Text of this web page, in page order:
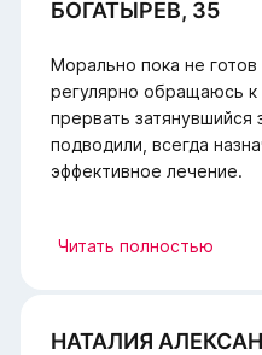
БОГАТЫРЕВ, 35
Морально пока не готов
регулярно обращаюсь к
прервать затянувшийся
подводили, всегда
эффективное лечение.
Читать полностью
НАТАЛИЯ